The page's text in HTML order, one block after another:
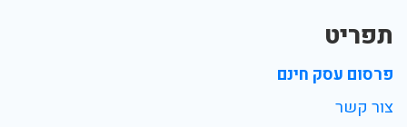
תפריט
פרסום עסק חינם
צור קשר